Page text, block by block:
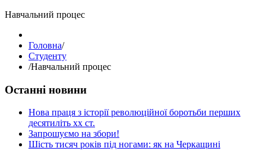
Навчальний процес
Головна/
Студенту
/Навчальний процес
Останні новини
Нова праця з історії революційної боротьби перших
десятиліть хх ст.
Запрошуємо на збори!
Шість тисяч років під ногами: як на Черкащині